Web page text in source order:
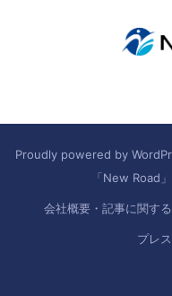
Proudly powered by
「New Road
会社概要・記事に関す
プレ